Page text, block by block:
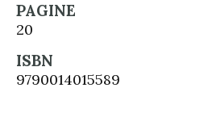
PAGINE
20
ISBN
9790014015589